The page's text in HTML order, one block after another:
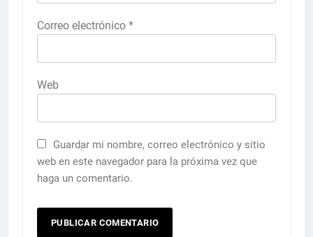
Correo electrónico *
Web
Guardar mi nombre, correo electrónico y sitio
web en este navegador para la próxima vez que
haga un comentario.